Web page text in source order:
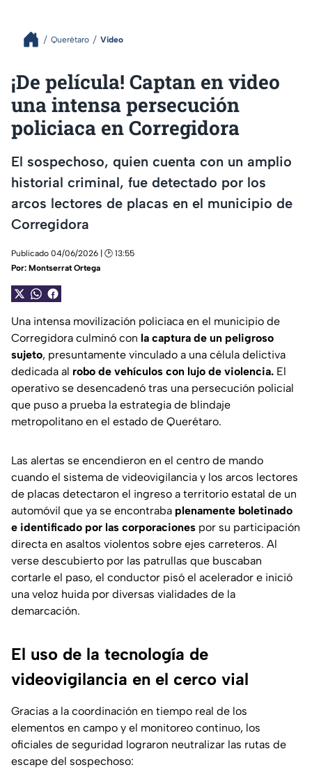
Querétaro Video
¡De película! Captan en video
una intensa persecución
policiaca en Corregidora
El sospechoso, quien cuenta con un amplio
historial criminal, fue detectado por los
arcos lectores de placas en el municipio de
Corregidora
Publicado 04/06/2026 | 🕑 13:55
Por: Montserrat Ortega
Una intensa movilización policiaca en el municipio de
Corregidora culminó con la captura de un peligroso
sujeto, presuntamente vinculado a una célula delictiva
dedicada al robo de vehículos con lujo de violencia. El
operativo se desencadenó tras una persecución policial
que puso a prueba la estrategia de blindaje
metropolitano en el estado de Querétaro.
Las alertas se encendieron en el centro de mando
cuando el sistema de videovigilancia y los arcos lectores
de placas detectaron el ingreso a territorio estatal de un
automóvil que ya se encontraba plenamente boletinado
e identificado por las corporaciones por su participación
directa en asaltos violentos sobre ejes carreteros. Al
verse descubierto por las patrullas que buscaban
cortarle el paso, el conductor pisó el acelerador e inició
una veloz huida por diversas vialidades de la
demarcación.
El uso de la tecnología de
videovigilancia en el cerco vial
Gracias a la coordinación en tiempo real de los
elementos en campo y el monitoreo continuo, los
oficiales de seguridad lograron neutralizar las rutas de
escape del sospechoso: